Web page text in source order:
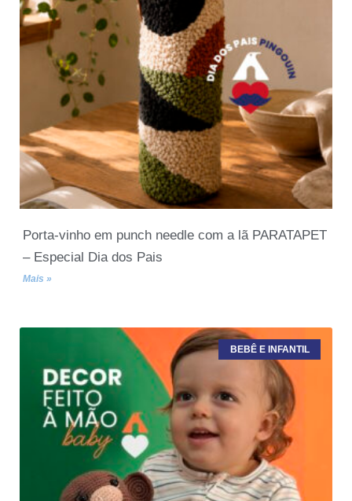
Porta-vinho em punch needle com a lã PARATAPET
– Especial Dia dos Pais
Mais »
BEBÊ E INFANTIL